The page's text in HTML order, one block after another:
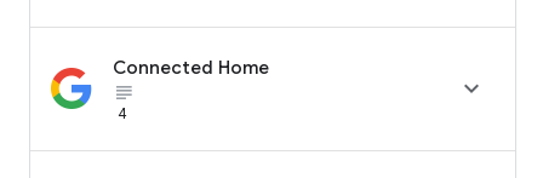
Connected Home
subject_black
4
